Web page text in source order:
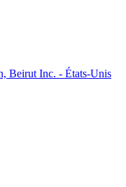
Beirut Inc. - États-Unis